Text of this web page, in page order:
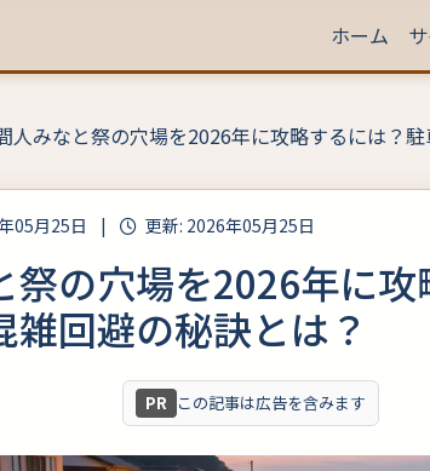
ホーム
人みなと祭の穴場を2026年に攻略するには？
05月25日 | 更新: 2026年05月25日
祭の穴場を2026年に攻
雑回避の秘訣とは？
PR この記事は広告を含みます